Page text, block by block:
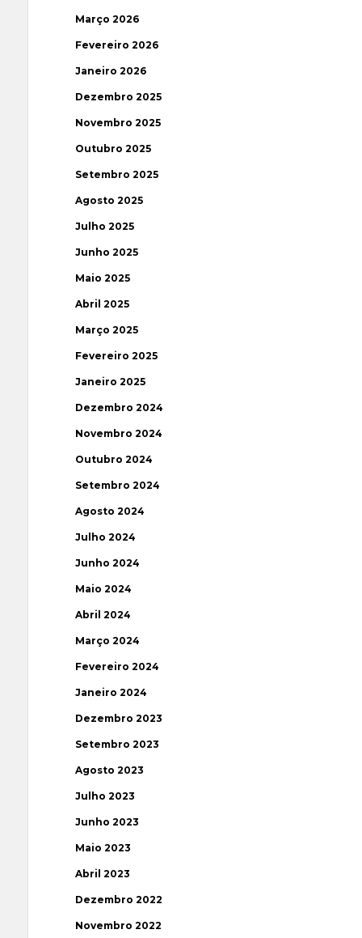
Março 2026
Fevereiro 2026
Janeiro 2026
Dezembro 2025
Novembro 2025
Outubro 2025
Setembro 2025
Agosto 2025
Julho 2025
Junho 2025
Maio 2025
Abril 2025
Março 2025
Fevereiro 2025
Janeiro 2025
Dezembro 2024
Novembro 2024
Outubro 2024
Setembro 2024
Agosto 2024
Julho 2024
Junho 2024
Maio 2024
Abril 2024
Março 2024
Fevereiro 2024
Janeiro 2024
Dezembro 2023
Setembro 2023
Agosto 2023
Julho 2023
Junho 2023
Maio 2023
Abril 2023
Dezembro 2022
Novembro 2022